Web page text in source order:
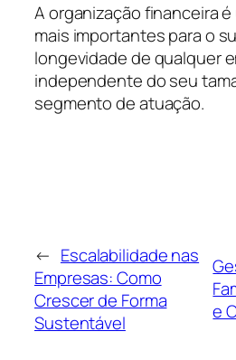
A organização financeira
mais importantes para o
longevidade de qualquer
independente do seu
segmento de atuação.
← Escalabilidade nas
Empresas: Como
Crescer de Forma
Sustentável
e